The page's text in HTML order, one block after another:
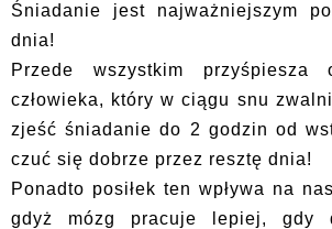
Śniadanie jest najważniejszym
dnia!
Przede wszystkim przyśpiesza
człowieka, który w ciągu snu
zjeść śniadanie do 2 godzin od
czuć się dobrze przez resztę dnia!
Ponadto posiłek ten wpływa na
gdyż mózg pracuje lepiej, gdy